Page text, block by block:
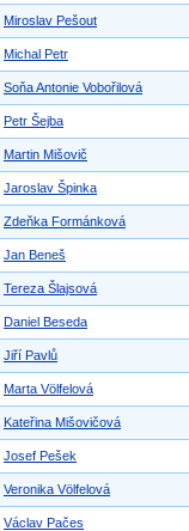
Miroslav Pešout
Michal Petr
Soňa Antonie Vobořilová
Petr Šejba
Martin Mišovič
Jaroslav Špinka
Zdeňka Formánková
Jan Beneš
Tereza Šlajsová
Daniel Beseda
Jiří Pavlů
Marta Völfelová
Kateřina Mišovičová
Josef Pešek
Veronika Völfelová
Václav Pačes